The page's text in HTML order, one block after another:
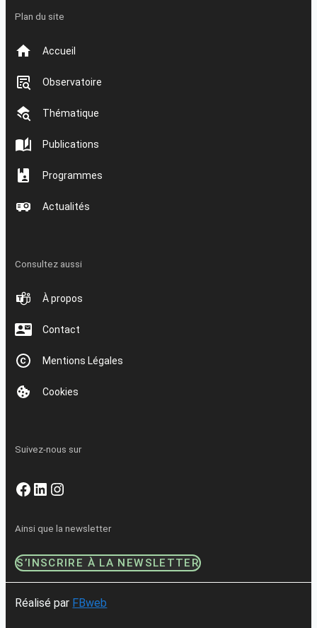
Plan du site
Accueil
Observatoire
Thématique
Publications
Programmes
Actualités
Consultez aussi
À propos
Contact
Mentions Légales
Cookies
Suivez-nous sur
Facebook
LinkedIn
Instagram
Ainsi que la newsletter
S’INSCRIRE À LA NEWSLETTER
Réalisé par FBweb